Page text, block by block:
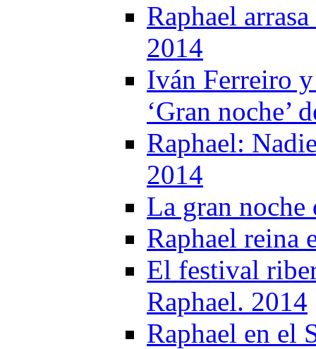
Raphael
2014
Iván Ferreiro
‘Gran noche’
Raphael:
2014
La gran noche
Raphael reina
El festival
Raphael. 2014
Raphael en el